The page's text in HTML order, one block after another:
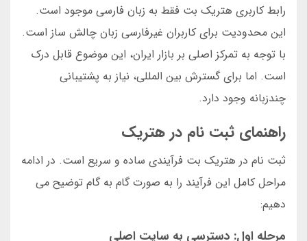
رابط کاربری هتریک بت فقط به زبان فارسی موجود است.
این محدودیت برای کاربران غیرفارسی زبان چالش ساز است.
با توجه به تمرکز اصلی بر بازار ایران، این موضوع قابل درک
است. اما برای گسترش بین المللی، نیاز به پشتیبانی
چندزبانه وجود دارد.
راهنمای ثبت نام در هتریک
ثبت نام در هتریک بت فرآیندی ساده و سریع است. در ادامه
مراحل کامل این فرآیند را به صورت گام به گام توضیح می
دهیم:
مرحله اول: دسترسی به سایت اصلی